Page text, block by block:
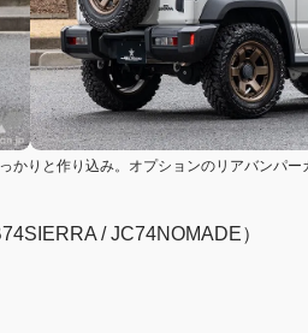
りと作り込み。オプションのリアバンパ
/ JC74NOMADE）